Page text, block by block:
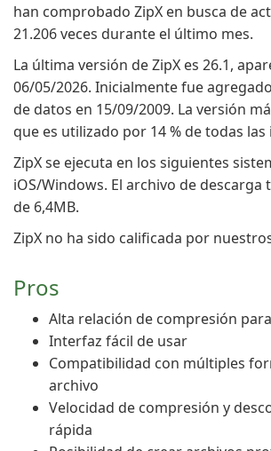
han comprobado ZipX en busca de
21.206 veces durante el último mes.
La última versión de ZipX es 26.1,
06/05/2026. Inicialmente fue
de datos en 15/09/2009. La versión
que es utilizado por 14 % de todas las
ZipX se ejecuta en los siguientes
iOS/Windows. El archivo de descarga
de 6,4MB.
ZipX no ha sido calificada por
Pros
Alta relación de compresión
Interfaz fácil de usar
Compatibilidad con múltiples
archivo
Velocidad de compresión y
rápida